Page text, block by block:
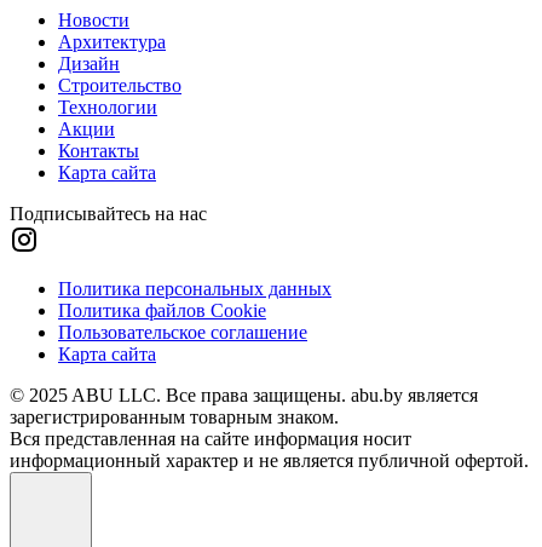
Новости
Архитектура
Дизайн
Строительство
Технологии
Акции
Контакты
Карта сайта
Подписывайтесь на нас
Политика персональных данных
Политика файлов Cookie
Пользовательское соглашение
Карта сайта
© 2025 ABU LLC. Все права защищены. abu.by является
зарегистрированным товарным знаком.
Вся представленная на сайте информация носит
информационный характер и не является публичной офертой.